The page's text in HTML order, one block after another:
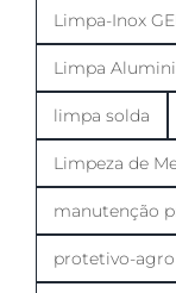
Limpa-Inox
Limpa
limpa solda
Limpeza de
manutenção
protetivo-agro